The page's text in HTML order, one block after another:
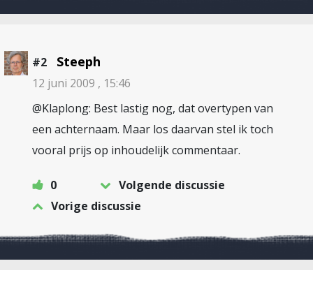
#2 Steeph
12 juni 2009 , 15:46
@Klaplong: Best lastig nog, dat overtypen van
een achternaam. Maar los daarvan stel ik toch
vooral prijs op inhoudelijk commentaar.
0
Volgende discussie
Vorige discussie